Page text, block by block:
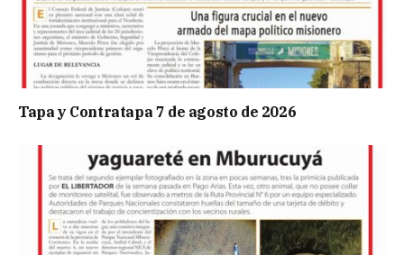
Tapa y Contratapa 7 de agosto de 2026